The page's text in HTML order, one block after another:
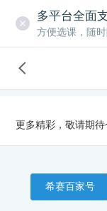
多平台全面
方便选课，随
更多精彩，敬请期待
希赛百家号